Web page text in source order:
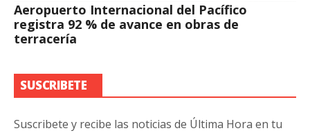
Aeropuerto Internacional del Pacífico
registra 92 % de avance en obras de
terracería
SUSCRIBETE
Suscribete y recibe las noticias de Última Hora en tu